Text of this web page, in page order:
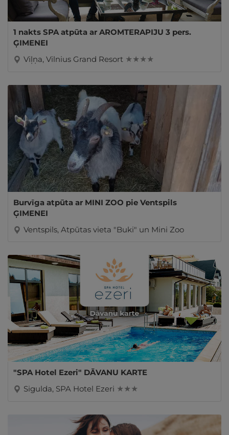
1 nakts SPA atpūta ar AROMTERAPIJU 3 pers.
ĢIMENEI
Viļņa, Vilnius Grand Resort ★ ★ ★ ★
Burvīga atpūta ar MINI ZOO pie Ventspils
ĢIMENEI
Ventspils, Atpūtas vieta "Buki" un Mini Zoo
"SPA Hotel Ezeri" DĀVANU KARTE
Sigulda, SPA Hotel Ezeri ★ ★ ★